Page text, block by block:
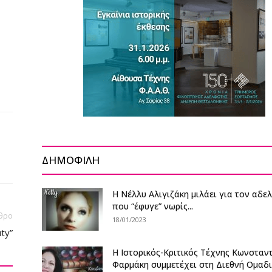
ΔΗΜΟΦΙΛΗ
Η Νέλλυ Αλιγιζάκη μιλάει για τον
που “έφυγε” νωρίς...
18/01/2023
Η Ιστορικός-Κριτικός Τέχνης
Φαρμάκη συμμετέχει στη Διεθνή